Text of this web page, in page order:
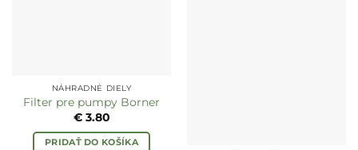
NÁHRADNÉ DIELY
Filter pre pumpy Borner
€3.80
PRIDAŤ DO KOŠÍKA